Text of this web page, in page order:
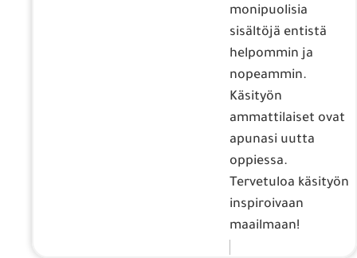
monipuolisia
sisältöjä entistä
helpommin ja
nopeammin.
Käsityön
ammattilaiset ovat
apunasi uutta
oppiessa.
Tervetuloa käsityön
inspiroivaan
maailmaan!